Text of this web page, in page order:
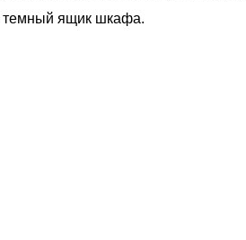
темный ящик шкафа.